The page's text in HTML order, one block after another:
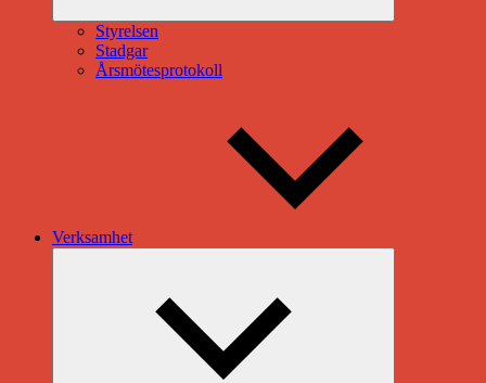
Styrelsen
Stadgar
Årsmötesprotokoll
Verksamhet